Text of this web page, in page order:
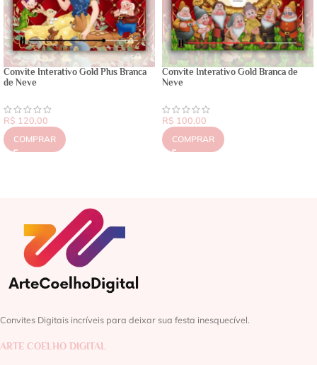
Convite Interativo Gold Plus Branca
de Neve
R$ 120,00
COMPRAR
Convite Interativo Gold Branca de
Neve
R$ 100,00
COMPRAR
Convites Digitais incríveis para deixar sua festa inesquecível.
ARTE COELHO DIGITAL